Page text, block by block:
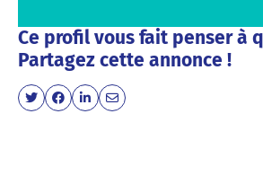
Ce profil vous fait penser à
Partagez cette annonce !